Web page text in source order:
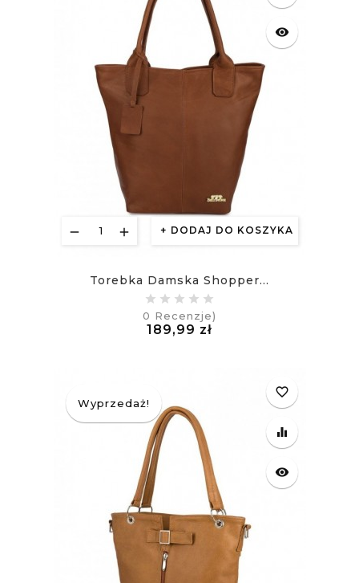
DODAJ DO KOSZYKA
visibility
Torebka Damska Shopper...
0 Recenzje)
189,99 zł
Wyprzedaż!
favorite_border
equalizer
visibility